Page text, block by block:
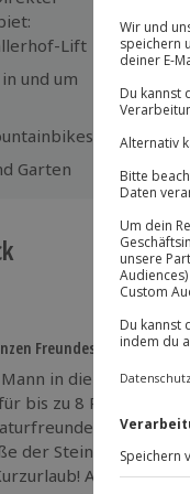
Lift
und um
Garten
Freundeskreis!
in die Berge.
bis zu 8 Personen.
und
der Steinberge zum
Auf